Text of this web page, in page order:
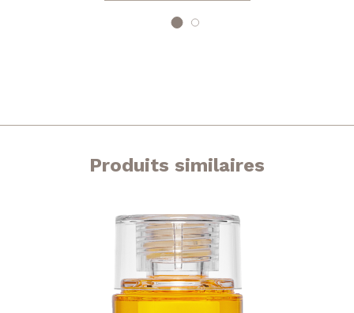
60,00 €.
Produits similaires